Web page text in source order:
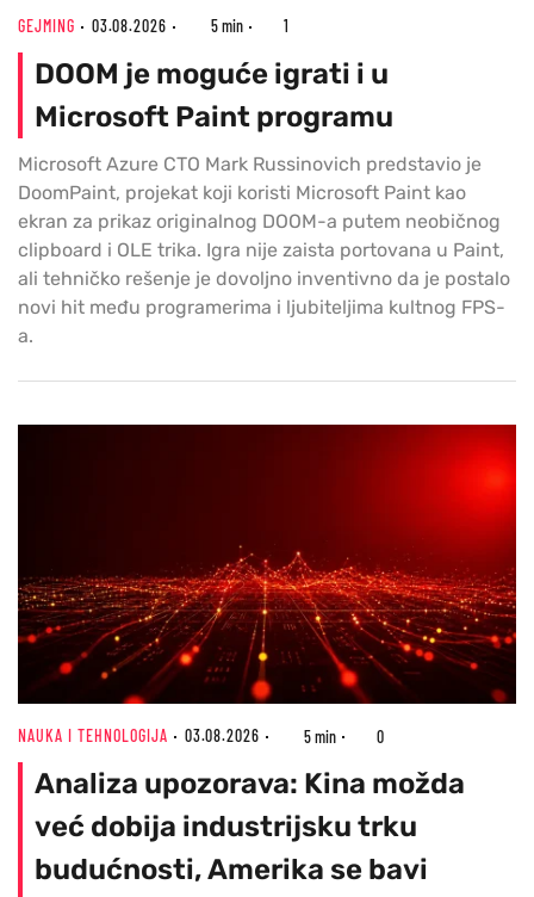
GEJMING 03.08.2026 5 min 1
DOOM je moguće igrati i u
Microsoft Paint programu
Microsoft Azure CTO Mark Russinovich predstavio je
DoomPaint, projekat koji koristi Microsoft Paint kao
ekran za prikaz originalnog DOOM-a putem neobičnog
clipboard i OLE trika. Igra nije zaista portovana u Paint,
ali tehničko rešenje je dovoljno inventivno da je postalo
novi hit među programerima i ljubiteljima kultnog FPS-
a.
NAUKA I TEHNOLOGIJA 03.08.2026 5 min 0
Analiza upozorava: Kina možda
već dobija industrijsku trku
budućnosti, Amerika se bavi